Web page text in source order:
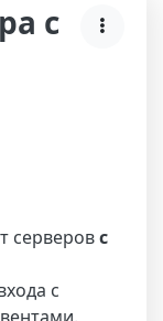
с
серверовс
с